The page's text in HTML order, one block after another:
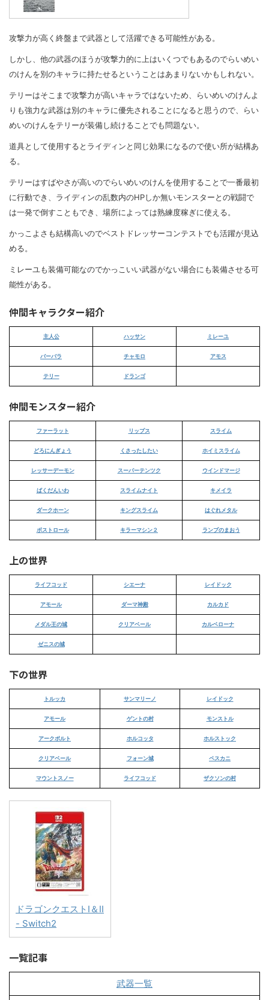
攻撃力が高く終盤まで武器として活躍できる可能性がある。
しかし、他の武器のほうが攻撃力的に上はいくつでもあるのでらいめい
のけんを別のキャラに持たせるということはあまりないかもしれない。
テリーはそこまで攻撃力が高いキャラではないため、らいめいのけんよ
りも強力な武器は別のキャラに優先されることになると思うので、らい
めいのけんをテリーが装備し続けることでも問題ない。
道具として使用するとライディンと同じ効果になるので使い所が結構あ
る。
テリーはすばやさが高いのでらいめいのけんを使用することで一番最初
に行動でき、ライディンの乱数内のHPしか無いモンスターとの戦闘で
は一発で倒すこともでき、場所によっては熟練度稼ぎに使える。
かっこよさも結構高いのでベストドレッサーコンテストでも活躍が見込
める。
ミレーユも装備可能なのでかっこいい武器がない場合にも装備させる可
能性がある。
仲間キャラクター紹介
主人公 ハッサン ミレーユ
バーバラ チャモロ アモス
テリー ドランゴ
仲間モンスター紹介
ファーラット リップス スライム
どろにんぎょう くさったしたい ホイミスライム
レッサーデーモン スーパーテンツク ウインドマージ
ばくだんいわ スライムナイト キメイラ
ダークホーン キングスライム はぐれメタル
ボストロール キラーマシン２ ランプのまおう
上の世界
ライフコッド シエーナ レイドック
アモール ダーマ神殿 カルカド
メダル王の城 クリアベール カルベローナ
ゼニスの城
下の世界
トルッカ サンマリーノ レイドック
アモール ゲントの村 モンストル
アークボルト ホルコッタ ホルストック
クリアベール フォーン城 ペスカニ
マウントスノー ライフコッド ザクソンの村
ドラゴンクエストI＆II
- Switch2
一覧記事
武器一覧